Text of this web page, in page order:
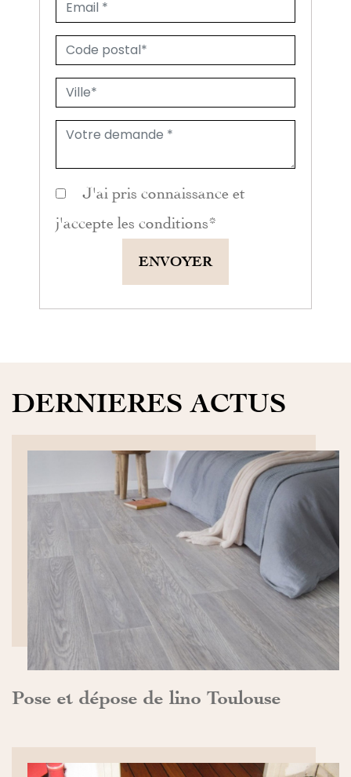
J'ai pris connaissance et
j'accepte les conditions *
ENVOYER
DERNIERES ACTUS
Pose et dépose de lino Toulouse
DÉCOUVRIR>>